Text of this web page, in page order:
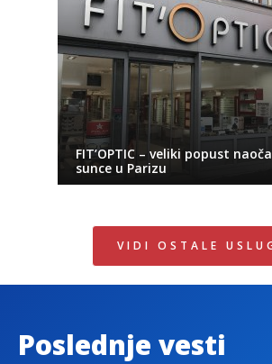
FIT’OPTIC – veliki popust
sunce u Parizu
VIDI OSTALE
Poslednje vesti